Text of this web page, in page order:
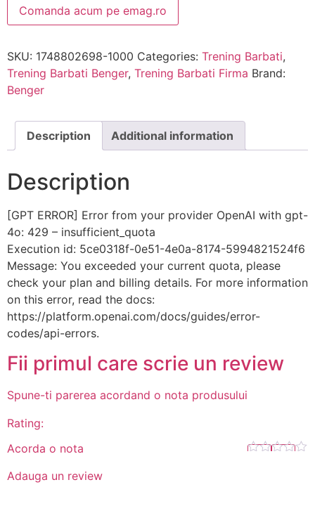
Comanda acum pe emag.ro
SKU: 1748802698-1000 Categories: Trening Barbati,
Trening Barbati Benger, Trening Barbati Firma Brand:
Benger
Description Additional information
Description
[GPT ERROR] Error from your provider OpenAI with gpt-
4o: 429 – insufficient_quota
Execution id: 5ce0318f-0e51-4e0a-8174-5994821524f6
Message: You exceeded your current quota, please
check your plan and billing details. For more information
on this error, read the docs:
https://platform.openai.com/docs/guides/error-
codes/api-errors.
Fii primul care scrie un review
Spune-ti parerea acordand o nota produsului
Rating:
Acorda o nota
Adauga un review